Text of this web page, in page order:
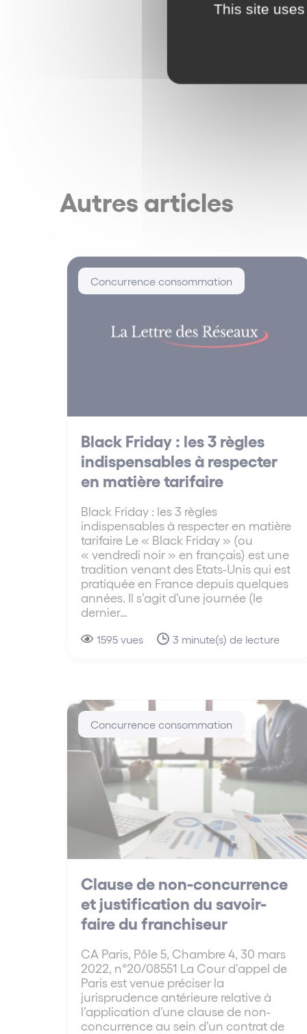
Autres articles
Concurrence consommation
Black Friday : les 3 règles
indispensables à respecter
en matière tarifaire
Black Friday : les 3 règles
indispensables à respecter en matière
tarifaire Le « Black Friday » (ou
« vendredi noir » en français) est une
tradition venant des Etats-Unis qui est
pratiquée en France depuis quelques
années. Il s’agit d’une journée (le
dernier…
1595 vues 3 minute(s) de lecture
Concurrence consommation
Clause de non-concurrence
et justification du savoir-
faire du franchiseur
CA Paris, Pôle 5, Chambre 4, 30 mars
2022, n°20/08551 La Cour d’appel de
Paris est venue préciser la
jurisprudence antérieure relative à
l’application d’une clause de non-
concurrence au sein d’un contrat de
This site